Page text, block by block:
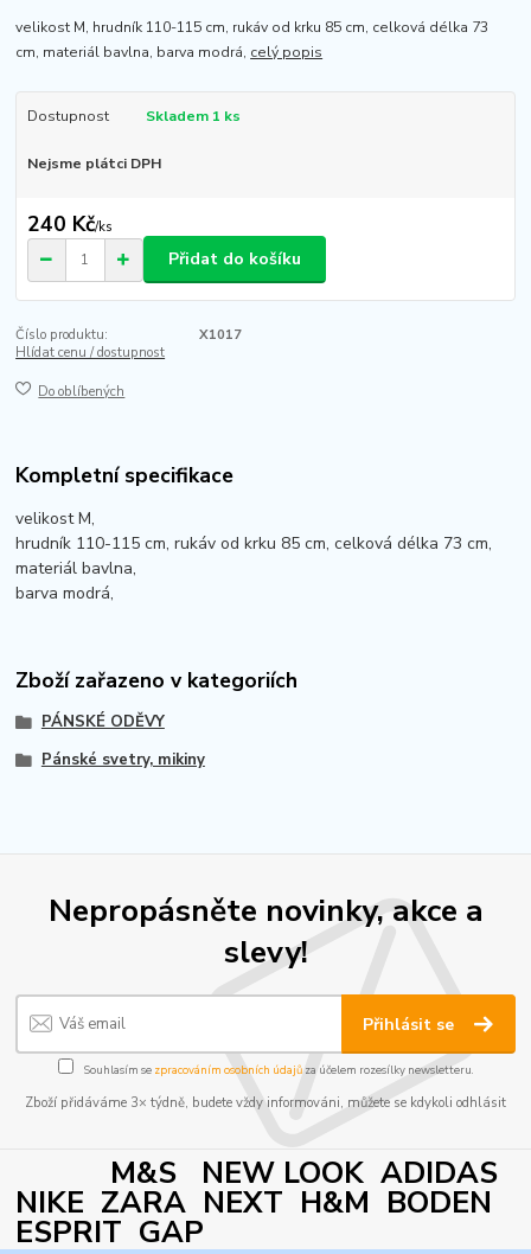
velikost M, hrudník 110-115 cm, rukáv od krku 85 cm, celková délka 73
cm, materiál bavlna, barva modrá, celý popis
Dostupnost Skladem 1 ks
Nejsme plátci DPH
240 Kč/ks
Přidat do košíku
Číslo produktu:
X1017
Hlídat cenu / dostupnost
Do oblíbených
Kompletní specifikace
velikost M,
hrudník 110-115 cm, rukáv od krku 85 cm, celková délka 73 cm,
materiál bavlna,
barva modrá,
Zboží zařazeno v kategoriích
PÁNSKÉ ODĚVY
Pánské svetry, mikiny
Nepropásněte novinky, akce a
slevy!
Přihlásit se
Souhlasím se zpracováním osobních údajůza účelem rozesílky newsletteru.
Zboží přidáváme 3× týdně, budete vždy informováni, můžete se kdykoli odhlásit
M&S NEW LOOK ADIDAS
NIKE ZARA NEXT H&M BODEN
ESPRIT GAP